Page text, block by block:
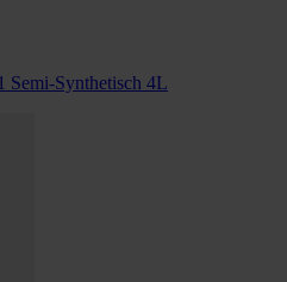
Semi-Synthetisch 4L